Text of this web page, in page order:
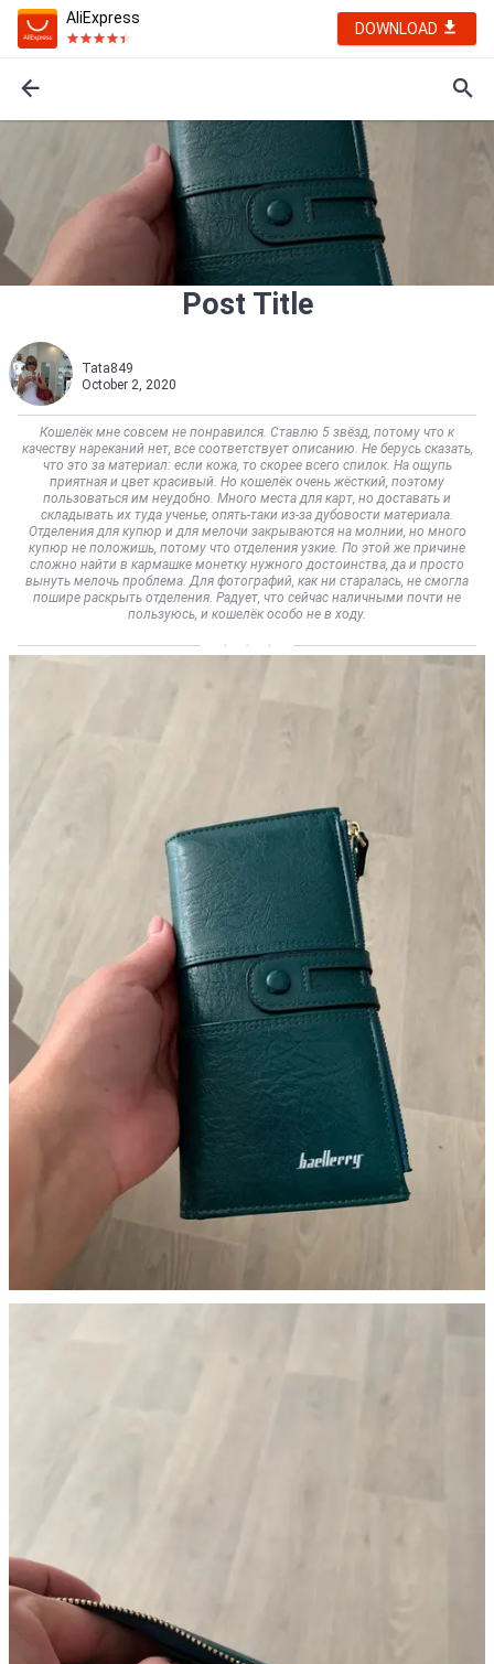
AliExpress
DOWNLOAD
Post Title
Tata849
October 2, 2020
Кошелёк мне совсем не понравился. Ставлю 5 звёзд, потому что к
качеству нареканий нет, все соответствует описанию. Не берусь сказать,
что это за материал: если кожа, то скорее всего спилок. На ощупь
приятная и цвет красивый. Но кошелёк очень жёсткий, поэтому
пользоваться им неудобно. Много места для карт, но доставать и
складывать их туда ученье, опять-таки из-за дубовости материала.
Отделения для купюр и для мелочи закрываются на молнии, но много
купюр не положишь, потому что отделения узкие. По этой же причине
сложно найти в кармашке монетку нужного достоинства, да и просто
вынуть мелочь проблема. Для фотографий, как ни старалась, не смогла
пошире раскрыть отделения. Радует, что сейчас наличными почти не
пользуюсь, и кошелёк особо не в ходу.